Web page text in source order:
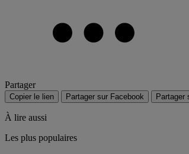
Partager
Copier le lien Partager sur Facebook Partager
À lire aussi
Les plus populaires